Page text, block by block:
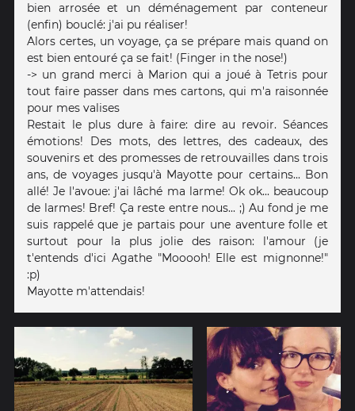
bien arrosée et un déménagement par conteneur
(enfin) bouclé: j'ai pu réaliser!
Alors certes, un voyage, ça se prépare mais quand on
est bien entouré ça se fait! (Finger in the nose!)
-> un grand merci à Marion qui a joué à Tetris pour
tout faire passer dans mes cartons, qui m'a raisonnée
pour mes valises
Restait le plus dure à faire: dire au revoir. Séances
émotions! Des mots, des lettres, des cadeaux, des
souvenirs et des promesses de retrouvailles dans trois
ans, de voyages jusqu'à Mayotte pour certains... Bon
allé! Je l'avoue: j'ai lâché ma larme! Ok ok... beaucoup
de larmes! Bref! Ça reste entre nous... ;) Au fond je me
suis rappelé que je partais pour une aventure folle et
surtout pour la plus jolie des raison: l'amour (je
t'entends d'ici Agathe "Mooooh! Elle est mignonne!"
:p)
Mayotte m'attendais!